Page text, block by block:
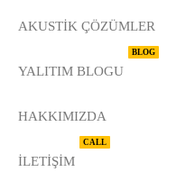
AKUSTIK ÇÖZÜMLER
YALITIM BLOGU
BLOG
HAKKIMIZDA
İLETIŞIM
CALL